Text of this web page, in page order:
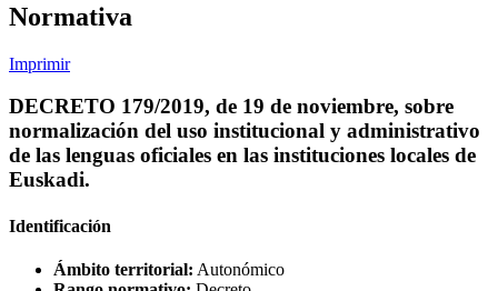
Normativa
Imprimir
DECRETO 179/2019, de 19 de noviembre, sobre
normalización del uso institucional y administrativo
de las lenguas oficiales en las instituciones locales de
Euskadi.
Identificación
Ámbito territorial: Autonómico